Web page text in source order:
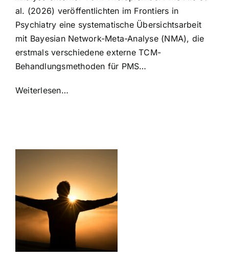
al. (2026) veröffentlichten im Frontiers in
Psychiatry eine systematische Übersichtsarbeit
mit Bayesian Network-Meta-Analyse (NMA), die
erstmals verschiedene externe TCM-
Behandlungsmethoden für PMS…
Weiterlesen…